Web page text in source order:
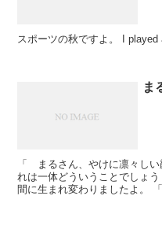
スポーツの秋ですよ。 I played
ま
「 まるさん、やけに凛々しい
れは一体どういうことでしょう 」 リ、リフォームです！
間に生まれ変わりましたよ